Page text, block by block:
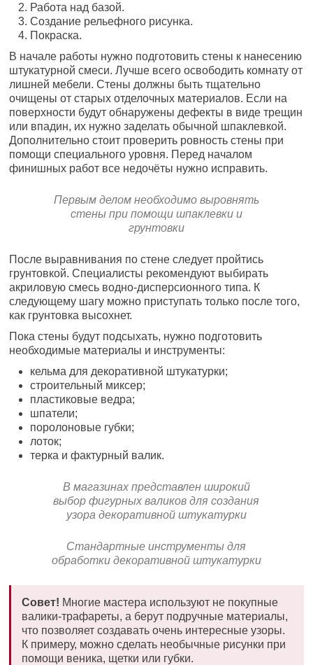
Работа над базой.
Создание рельефного рисунка.
Покраска.
В начале работы нужно подготовить стены к нанесению
штукатурной смеси. Лучше всего освободить комнату от
лишней мебели. Стены должны быть тщательно
очищены от старых отделочных материалов. Если на
поверхности будут обнаружены дефекты в виде трещин
или впадин, их нужно заделать обычной шпаклевкой.
Дополнительно стоит проверить ровность стены при
помощи специального уровня. Перед началом
финишных работ все недочёты нужно исправить.
Первым делом необходимо выровнять
стены при помощи шпаклевки и
грунтовки
После выравнивания по стене следует пройтись
грунтовкой. Специалисты рекомендуют выбирать
акриловую смесь водно-дисперсионного типа. К
следующему шагу можно приступать только после того,
как грунтовка высохнет.
Пока стены будут подсыхать, нужно подготовить
необходимые материалы и инструменты:
кельма для декоративной штукатурки;
строительный миксер;
пластиковые ведра;
шпатели;
поролоновые губки;
лоток;
терка и фактурный валик.
В магазинах представлен широкий
выбор фигурных валиков для создания
узора декоративной штукатурки
Стандартные инструменты для
обработки декоративной штукатурки
Совет! Многие мастера используют не покупные
валики-трафареты, а берут подручные материалы,
что позволяет создавать очень интересные узоры.
К примеру, можно сделать необычные рисунки при
помощи веника, щетки или губки.